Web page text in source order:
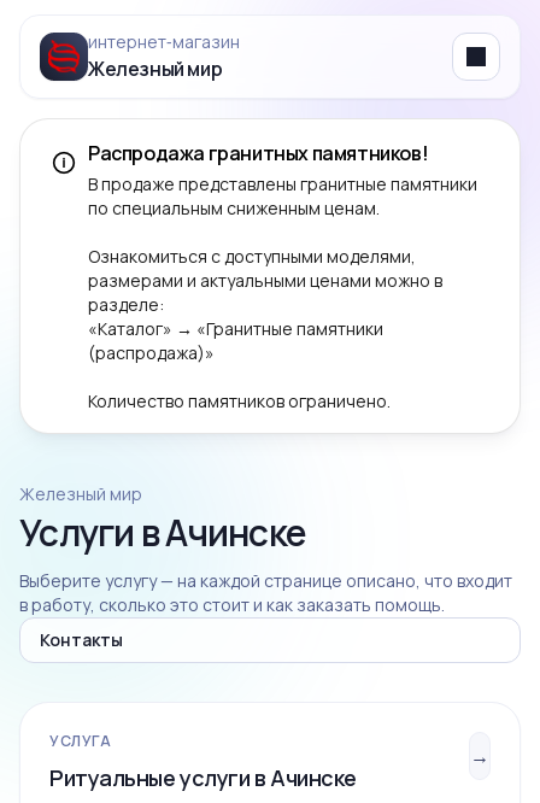
интернет‑магазин
Железный мир Menu
Распродажа гранитных памятников!
В продаже представлены гранитные памятники
по специальным сниженным ценам.
Ознакомиться с доступными моделями,
размерами и актуальными ценами можно в
разделе:
«Каталог» → «Гранитные памятники
(распродажа)»
Количество памятников ограничено.
Железный мир
Услуги в Ачинске
Выберите услугу — на каждой странице описано, что входит
в работу, сколько это стоит и как заказать помощь.
Контакты
УСЛУГА
Ритуальные услуги в Ачинске
→